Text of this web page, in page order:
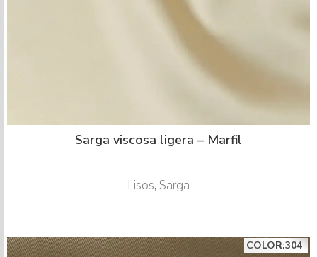
Sarga viscosa ligera – Marfil
Lisos, Sarga
COLOR:304